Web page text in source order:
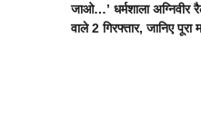
जाओ…’ धर्मशाला अग्निवीर
वाले 2 गिरफ्तार, जानिए पूरा